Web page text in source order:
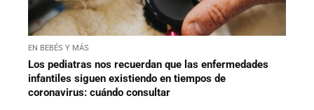
EN BEBÉS Y MÁS
Los pediatras nos recuerdan que las enfermedades
infantiles siguen existiendo en tiempos de
coronavirus: cuándo consultar